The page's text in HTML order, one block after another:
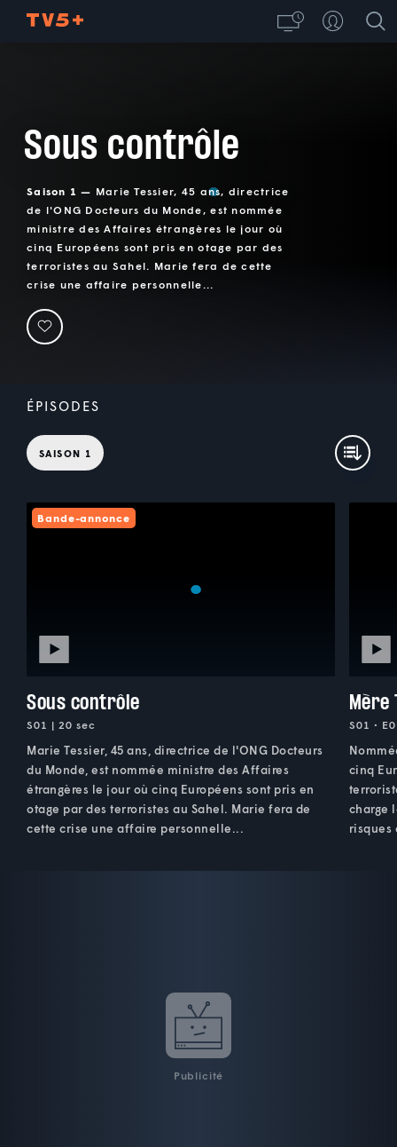
Sous contrôle
Saison 1 — Marie Tessier, 45 ans, directrice
de l'ONG Docteurs du Monde, est nommée
ministre des Affaires étrangères le jour où
cinq Européens sont pris en otage par des
terroristes au Sahel. Marie fera de cette
crise une affaire personnelle...
ÉPISODES
SAISON 1
Bande-annonce
Sous contrôle
S01 | 20 sec
Marie Tessier, 45 ans, directrice de l'ONG Docteurs
du Monde, est nommée ministre des Affaires
étrangères le jour où cinq Européens sont pris en
otage par des terroristes au Sahel. Marie fera de
cette crise une affaire personnelle...
Mère
S01 •
cinq
charge
risques
Publicité